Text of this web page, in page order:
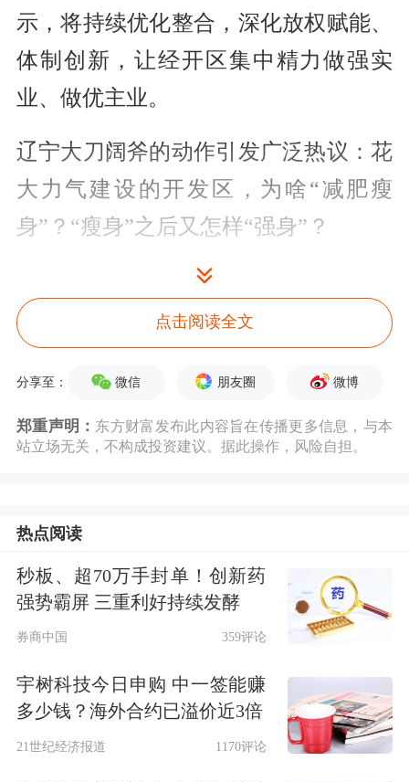
示，将持续优化整合，深化放权赋能、
体制创新，让经开区集中精力做强实
业、做优主业。
辽宁大刀阔斧的动作引发广泛热议：花
大力气建设的开发区，为啥“减肥瘦
身”？“瘦身”之后又怎样“强身”？
日前，辽宁省商务厅副厅长李军向记者
介绍，辽宁推动经开区摆脱“多头事务
21家省级经开区，精简率为22.8%。
作为地方改革发展的排头兵，经开区为
辽宁经济发展注入了强劲动力，功不可
没。“十四五”期间，辽宁省经开区利用
外资规模占全省比重达56.4%，沙特阿
美、宝马等一批重大外资项目在经开区
落地；进出口规模占全省比重达
点击阅读全文
分享至： 微信 朋友圈 微博
郑重声明： 东方财富发布此内容旨在传播更多信息，与本
站立场无关，不构成投资建议。据此操作，风险自担。
热点阅读
秒板、超70万手封单！创新药
强势霸屏 三重利好持续发酵
券商中国 359评论
宇树科技今日申购 中一签能赚
多少钱？海外合约已溢价近3倍
21世纪经济报道 1170评论